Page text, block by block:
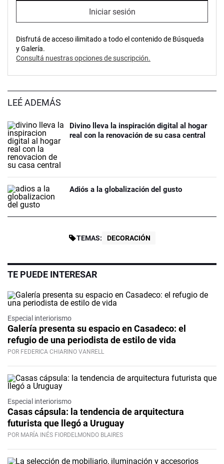
Iniciar sesión
Disfrutá de acceso ilimitado a todo el contenido de Búsqueda
y Galería.
Consultá nuestras opciones de suscripción.
LEÉ ADEMÁS
Divino lleva la inspiración digital al hogar
real con la renovación de su casa central
Adiós a la globalización del gusto
TEMAS: DECORACIÓN
TE PUEDE INTERESAR
Especial interiorismo
Galería presenta su espacio en Casadeco: el
refugio de una periodista de estilo de vida
POR FEDERICA CHIARINO VANRELL
Especial interiorismo
Casas cápsula: la tendencia de arquitectura
futurista que llegó a Uruguay
POR MARÍA INÉS FIORDELMONDO BLAIRES